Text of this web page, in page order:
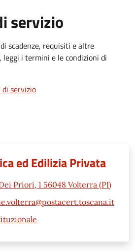
servizio
scadenze, requisiti e altre
i termini e le condizioni di
servizio
ed Edilizia Privata
Priori, 1 56048 Volterra (PI)